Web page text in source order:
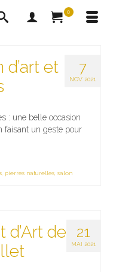
0
7
NOV 2021
et
: une belle occasion
faisant un geste pour
pierres naturelles salon
21
MAI 2021
d’Art de